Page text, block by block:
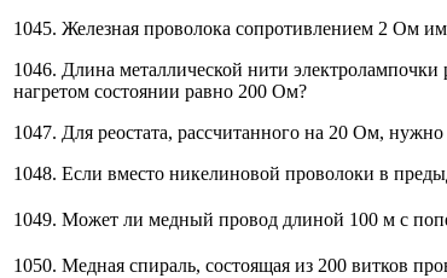
1045. Железная проволока сопротивлением 2 Ом
1046. Длина металлической нити
нагретом состоянии равно 200 Ом?
1047. Для реостата, рассчитанного на 20 Ом,
1048. Если вместо никелиновой проволоки в
1049. Может ли медный провод длиной 100 м с
1050. Медная спираль, состоящая из 200 витков